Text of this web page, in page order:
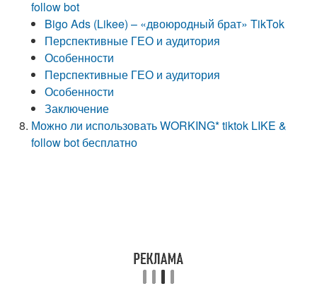
follow bot
Bigo Ads (Likee) – «двоюродный брат» TikTok
Перспективные ГЕО и аудитория
Особенности
Перспективные ГЕО и аудитория
Особенности
Заключение
Можно ли использовать WORKING* tiktok LIKE &
follow bot бесплатно